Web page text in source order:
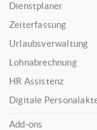
Dienstplaner
Zeiterfassung
Urlaubsverwaltung
Lohnabrechnung
HR Assistenz
Digitale
Add-ons